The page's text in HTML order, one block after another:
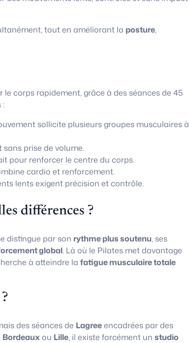
tout en améliorant la posture,
corps rapidement, grâce à des séances de 45
:
sollicite plusieurs groupes musculaires à
sans prise de volume.
pour renforcer le centre du corps.
cardio et renforcement.
lents exigent précision et contrôle.
différences ?
distingue par son rythme plus soutenu, ses
global. Là où le Pilates met davantage
à atteindre la fatigue musculaire totale
des séances de Lagreeencadrées par des
, Bordeauxou Lille, il existe forcément un studio